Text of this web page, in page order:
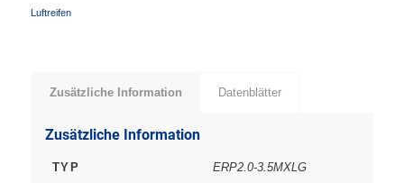
Luftreifen
Zusätzliche Information Datenblätter
Zusätzliche Information
TYP ERP2.0-3.5MXLG